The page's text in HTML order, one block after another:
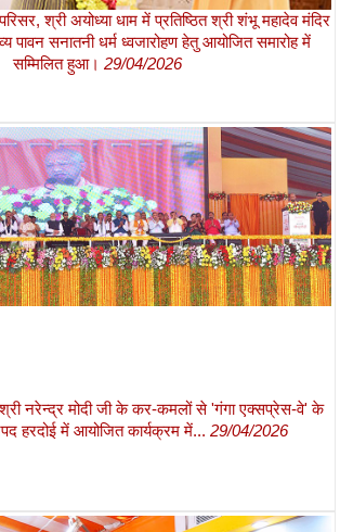
श्री अयोध्या धाम में प्रतिष्ठित श्री शंभू महादेव मंदिर
सनातनी धर्म ध्वजारोहण हेतु आयोजित समारोह में
सम्मिलित हुआ। 29/04/2026
नरेन्द्र मोदी जी के कर-कमलों से 'गंगा एक्सप्रेस-वे' के
हरदोई में आयोजित कार्यक्रम में... 29/04/2026